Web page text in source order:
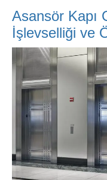
Asansör Kapı
İşlevselliği ve